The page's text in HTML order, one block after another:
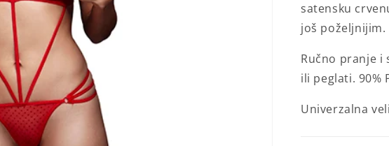
satensku
još poželjnijim.
Ručno pranje i
ili peglati. 90%
Univerzalna